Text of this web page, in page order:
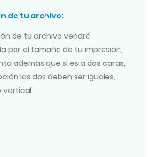
de tu archivo:
de tu archivo vendrá
por el tamaño de tu impresión,
ademas que si es a dos caras,
las dos deben ser iguales,
vertical.